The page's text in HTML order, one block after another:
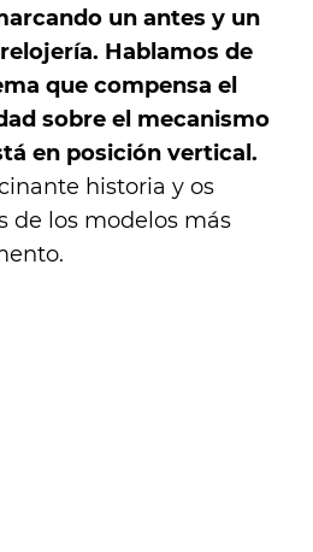
un antes y un
Hablamos de
que compensa el
sobre el mecanismo
en posición vertical.
historia y os
de los modelos más